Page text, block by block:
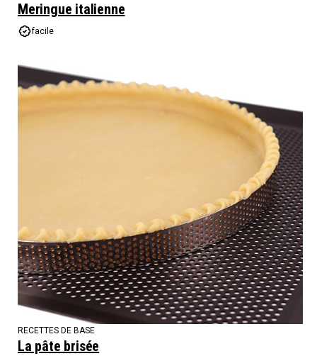
Meringue italienne
facile
RECETTES DE BASE
La pâte brisée